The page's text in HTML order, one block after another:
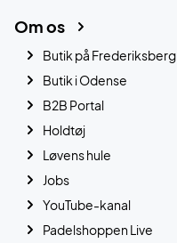
Om os
Butik på Frederiksberg
Butik i Odense
B2B Portal
Holdtøj
Løvens hule
Jobs
YouTube-kanal
Padelshoppen Live